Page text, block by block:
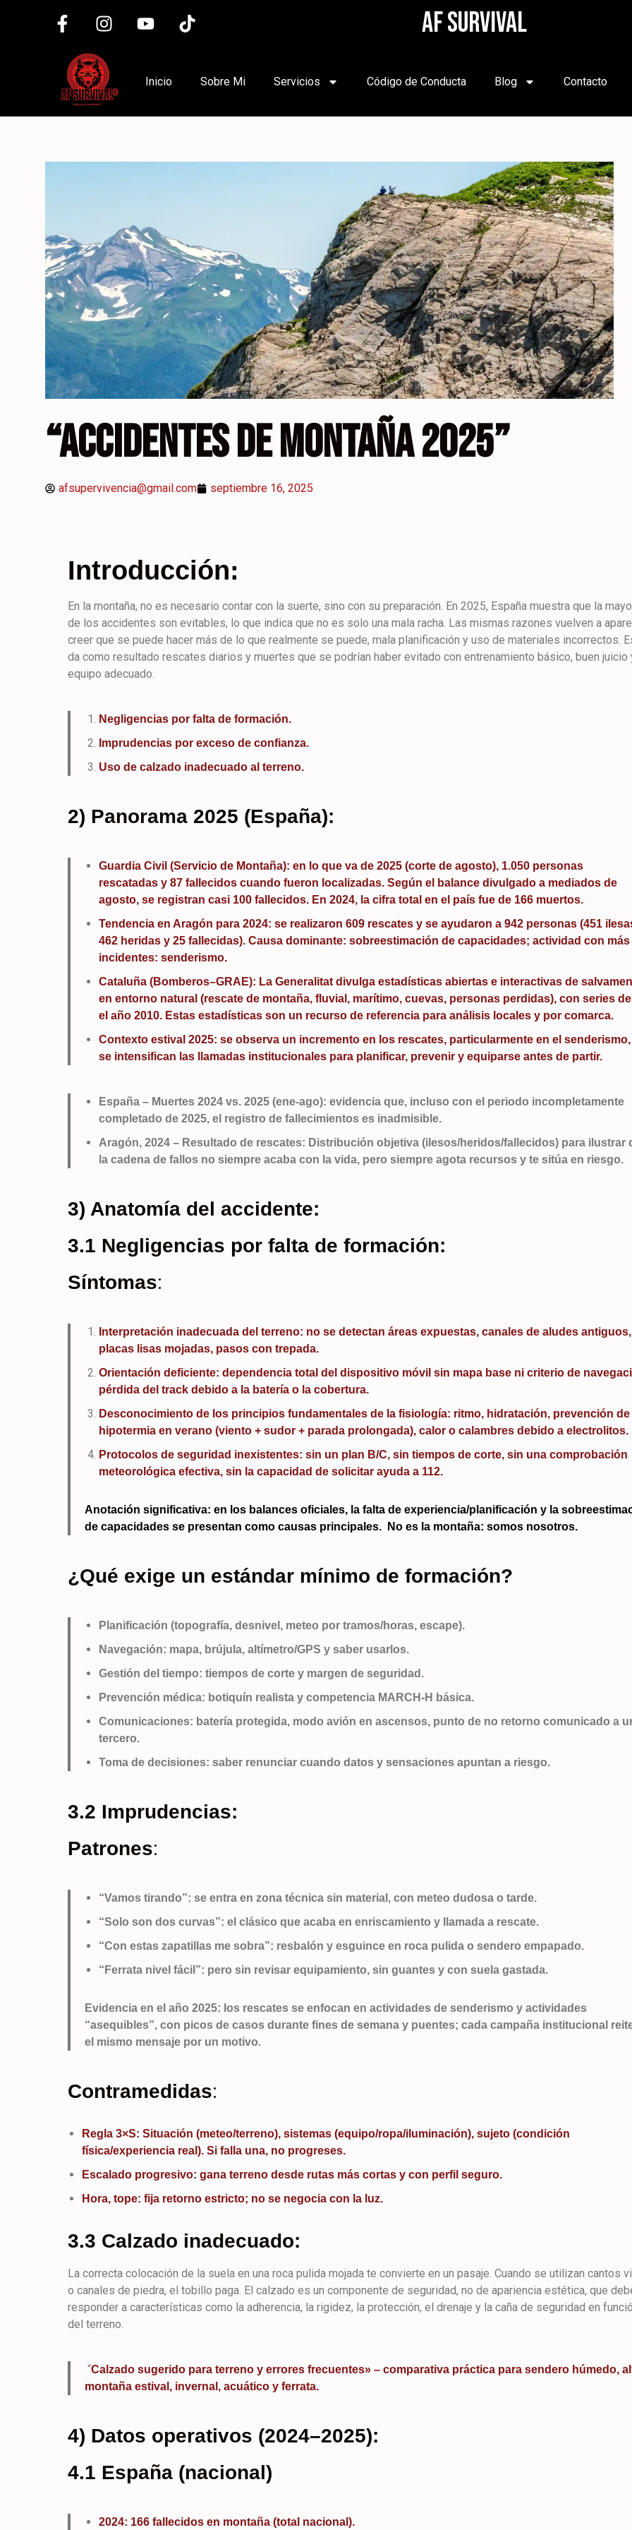
AF SURVIVAL
Inicio Sobre Mi Servicios Código de Conducta Blog Contacto
“ACCIDENTES DE MONTAÑA 2025”
afsupervivencia@gmail.com septiembre 16, 2025
Introducción:
En la montaña, no es necesario contar con la suerte, sino con su preparación. En 2025, España muestra que la
de los accidentes son evitables, lo que indica que no es solo una mala racha. Las mismas razones vuelven a
creer que se puede hacer más de lo que realmente se puede, mala planificación y uso de materiales incorrectos.
da como resultado rescates diarios y muertes que se podrían haber evitado con entrenamiento básico, buen juicio
equipo adecuado.
Negligencias por falta de formación.
Imprudencias por exceso de confianza.
Uso de calzado inadecuado al terreno.
2) Panorama 2025 (España):
Guardia Civil (Servicio de Montaña): en lo que va de 2025 (corte de agosto), 1.050 personas
rescatadas y 87 fallecidos cuando fueron localizadas. Según el balance divulgado a mediados de
agosto, se registran casi 100 fallecidos. En 2024, la cifra total en el país fue de 166 muertos.
Tendencia en Aragón para 2024: se realizaron 609 rescates y se ayudaron a 942 personas (451
462 heridas y 25 fallecidas). Causa dominante: sobreestimación de capacidades; actividad con más
incidentes: senderismo.
Cataluña (Bomberos–GRAE): La Generalitat divulga estadísticas abiertas e interactivas de
en entorno natural (rescate de montaña, fluvial, marítimo, cuevas, personas perdidas), con series
el año 2010. Estas estadísticas son un recurso de referencia para análisis locales y por comarca.
Contexto estival 2025: se observa un incremento en los rescates, particularmente en el
se intensifican las llamadas institucionales para planificar, prevenir y equiparse antes de partir.
España – Muertes 2024 vs. 2025 (ene-ago): evidencia que, incluso con el periodo incompletamente
completado de 2025, el registro de fallecimientos es inadmisible.
Aragón, 2024 – Resultado de rescates: Distribución objetiva (ilesos/heridos/fallecidos) para ilustrar
la cadena de fallos no siempre acaba con la vida, pero siempre agota recursos y te sitúa en riesgo.
3) Anatomía del accidente:
3.1 Negligencias por falta de formación:
Síntomas:
Interpretación inadecuada del terreno: no se detectan áreas expuestas, canales de aludes antiguos,
placas lisas mojadas, pasos con trepada.
Orientación deficiente: dependencia total del dispositivo móvil sin mapa base ni criterio de
pérdida del track debido a la batería o la cobertura.
Desconocimiento de los principios fundamentales de la fisiología: ritmo, hidratación, prevención de
hipotermia en verano (viento + sudor + parada prolongada), calor o calambres debido a electrolitos.
Protocolos de seguridad inexistentes: sin un plan B/C, sin tiempos de corte, sin una comprobación
meteorológica efectiva, sin la capacidad de solicitar ayuda a 112.
Anotación significativa: en los balances oficiales, la falta de experiencia/planificación y la
de capacidades se presentan como causas principales.
No es la montaña: somos nosotros.
¿Qué exige un estándar mínimo de formación?
Planificación (topografía, desnivel, meteo por tramos/horas, escape).
Navegación: mapa, brújula, altímetro/GPS y saber usarlos.
Gestión del tiempo: tiempos de corte y margen de seguridad.
Prevención médica: botiquín realista y competencia MARCH-H básica.
Comunicaciones: batería protegida, modo avión en ascensos, punto de no retorno comunicado a
tercero.
Toma de decisiones: saber renunciar cuando datos y sensaciones apuntan a riesgo.
3.2 Imprudencias:
Patrones:
“Vamos tirando”: se entra en zona técnica sin material, con meteo dudosa o tarde.
“Solo son dos curvas”: el clásico que acaba en enriscamiento y llamada a rescate.
“Con estas zapatillas me sobra”: resbalón y esguince en roca pulida o sendero empapado.
“Ferrata nivel fácil”: pero sin revisar equipamiento, sin guantes y con suela gastada.
Evidencia en el año 2025: los rescates se enfocan en actividades de senderismo y actividades
“asequibles”, con picos de casos durante fines de semana y puentes; cada campaña institucional
el mismo mensaje por un motivo.
Contramedidas:
Regla 3×S: Situación (meteo/terreno), sistemas (equipo/ropa/iluminación), sujeto (condición
física/experiencia real). Si falla una, no progreses.
Escalado progresivo: gana terreno desde rutas más cortas y con perfil seguro.
Hora, tope: fija retorno estricto; no se negocia con la luz.
3.3 Calzado inadecuado:
La correcta colocación de la suela en una roca pulida mojada te convierte en un pasaje. Cuando se utilizan cantos
o canales de piedra, el tobillo paga. El calzado es un componente de seguridad, no de apariencia estética, que
responder a características como la adherencia, la rigidez, la protección, el drenaje y la caña de seguridad en
del terreno.
“Calzado sugerido para terreno y errores frecuentes» – comparativa práctica para sendero húmedo,
montaña estival, invernal, acuático y ferrata.
4) Datos operativos (2024–2025):
4.1 España (nacional)
2024: 166 fallecidos en montaña (total nacional).